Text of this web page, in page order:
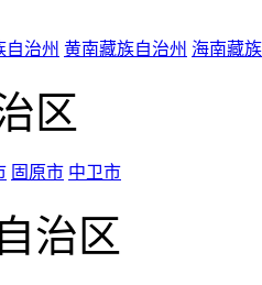
自治州 黄南藏族自治州 海南藏
区
固原市 中卫市
治区